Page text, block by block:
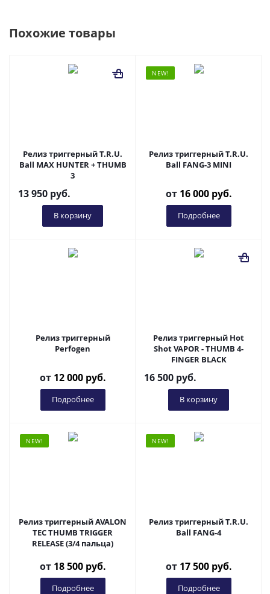
Похожие товары
Релиз триггерный T.R.U.
Ball MAX HUNTER + THUMB
3
13 950 руб.
В корзину
NEW!
Релиз триггерный T.R.U.
Ball FANG-3 MINI
от 16 000 руб.
Подробнее
Релиз триггерный
Perfogen
от 12 000 руб.
Подробнее
Релиз триггерный Hot
Shot VAPOR - THUMB 4-
FINGER BLACK
16 500 руб.
В корзину
NEW!
Релиз триггерный AVALON
TEC THUMB TRIGGER
RELEASE (3/4 пальца)
от 18 500 руб.
Подробнее
NEW!
Релиз триггерный T.R.U.
Ball FANG-4
от 17 500 руб.
Подробнее